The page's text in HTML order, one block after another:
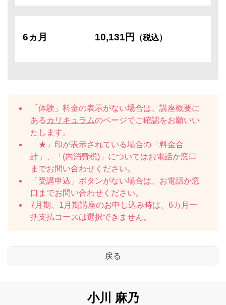
6ヵ月 10,131円 （税込）
「体験」料金の表示がない場合は、講座概要に
ある カリキュラムのページでご確認をお願いい
たします。
「★」印が表示されている場合の「料金合
計」、「(内消費税)」についてはお電話か窓口
までお問い合わせください。
「受講申込」ボタンがない場合は、お電話か窓
口までお問い合わせください。
7月期、1月期講座のお申し込み時は、6カ月一
括支払コースは選択できません。
小川 麻乃